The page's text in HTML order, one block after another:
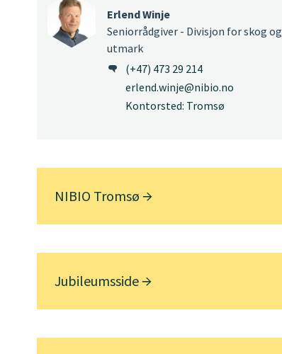
Erlend Winje
Seniorrådgiver - Divisjon for skog og
utmark
(+47) 473 29 214
erlend.winje@nibio.no
Kontorsted: Tromsø
NIBIO Tromsø
Jubileumsside